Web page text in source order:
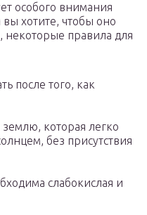
особого внимания
хотите, чтобы оно
правила для
после того, как
которая легко
без присутствия
слабокислая и